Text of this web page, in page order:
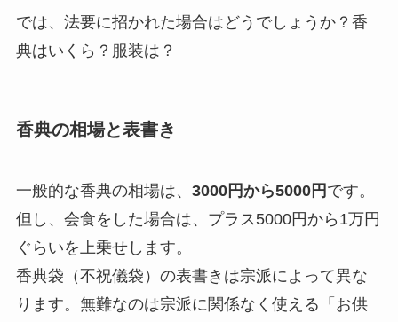
では、法要に招かれた場合はどうでしょうか？香
典はいくら？服装は？
香典の相場と表書き
一般的な香典の相場は、 3000円から5000円 です。
但し、会食をした場合は、プラス5000円から1万円
ぐらいを上乗せします。
香典袋（不祝儀袋）の表書きは宗派によって異な
ります。無難なのは宗派に関係なく使える「お供